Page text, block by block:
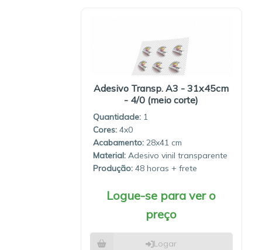
Adesivo Transp. A3 - 31x45cm
- 4/0 (meio corte)
Quantidade: 1
4x0
28x41
Material: Adesivo vinil transparente
Produção: 48 horas
Logue-se para ver o
preço
Logar